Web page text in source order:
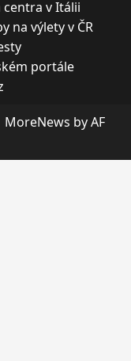
centra v Itálii
na výlety v ČR
portále
MoreNews by AF